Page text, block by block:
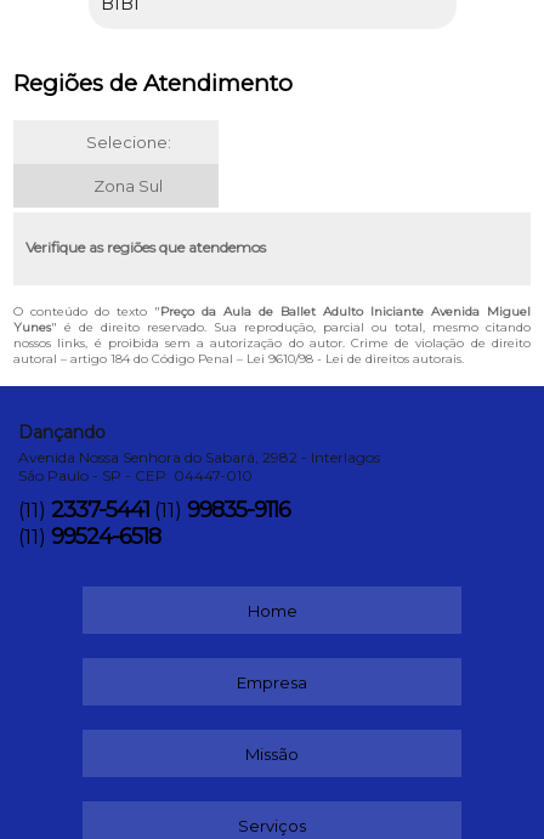
Regiões de Atendimento
Selecione:
Zona Sul
Verifique as regiões que atendemos
O conteúdo do texto "Preço da Aula de Ballet Adulto Iniciante Avenida Miguel
Yunes" é de direito reservado. Sua reprodução, parcial ou total, mesmo citando
nossos links, é proibida sem a autorização do autor. Crime de violação de direito
autoral – artigo 184 do Código Penal – Lei 9610/98 - Lei de direitos autorais.
Dançando
Avenida Nossa Senhora do Sabará, 2982 - Interlagos
São Paulo - SP - CEP: 04447-010
(11) 2337-5441 (11) 99835-9116
(11) 99524-6518
Home
Empresa
Missão
Serviços